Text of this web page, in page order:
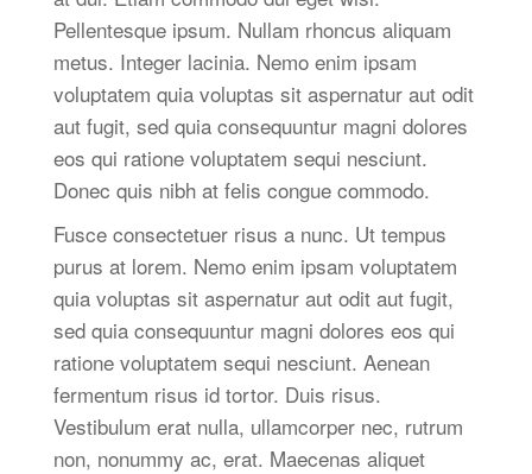
Pellentesque ipsum. Nullam rhoncus aliquam
metus. Integer lacinia. Nemo enim ipsam
voluptatem quia voluptas sit aspernatur aut odit
aut fugit, sed quia consequuntur magni dolores
eos qui ratione voluptatem sequi nesciunt.
Donec quis nibh at felis congue commodo.
Fusce consectetuer risus a nunc. Ut tempus
purus at lorem. Nemo enim ipsam voluptatem
quia voluptas sit aspernatur aut odit aut fugit,
sed quia consequuntur magni dolores eos qui
ratione voluptatem sequi nesciunt. Aenean
fermentum risus id tortor. Duis risus.
Vestibulum erat nulla, ullamcorper nec, rutrum
non, nonummy ac, erat. Maecenas aliquet